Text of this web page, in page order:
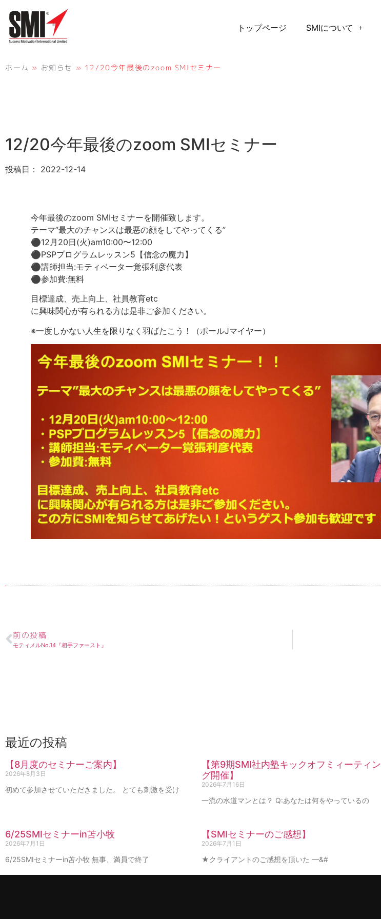
トップページ SMIについて
ホーム » お知らせ » 12/20今年最後のzoom SMIセミナー
12/20今年最後のzoom SMIセミナー
投稿日： 2022-12-14
今年最後のzoom SMIセミナーを開催致します。
テーマ”最大のチャンスは最悪の顔をしてやってくる”
⚫︎12月20日(火)am10:00〜12:00
⚫︎PSPプログラムレッスン5【信念の魔力】
⚫︎講師担当:モティベーター覚張利彦代表
⚫︎参加費:無料
目標達成、売上向上、社員教育etc
に興味関心が有られる方は是非ご参加ください。
※一度しかない人生を限りなく羽ばたこう！（ポールJマイヤー）
前の投稿
モティメルNo.14『相手ファースト』
最近の投稿
【8月度のセミナーご案内】
2026年8月3日
初めて参加させていただきました。 とても刺激を受け
【第9期SMI社内塾キックオフミィーティン
グ開催】
2026年7月16日
一流の水道マンとは？ Q:あなたは何をやっているの
6/25SMIセミナーin苫小牧
2026年7月1日
6/25SMIセミナーin苫小牧 無事、満員で終了
【SMIセミナーのご感想】
2026年7月1日
★クライアントのご感想を頂いた —&#